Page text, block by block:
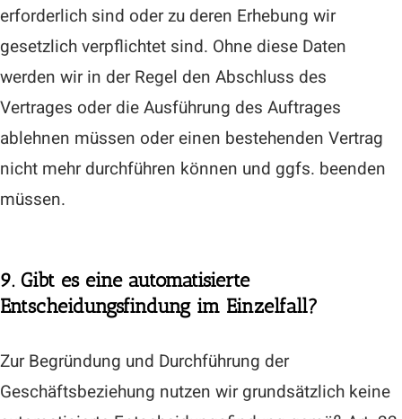
erforderlich sind oder zu deren Erhebung wir
gesetzlich verpflichtet sind. Ohne diese Daten
werden wir in der Regel den Abschluss des
Vertrages oder die Ausführung des Auftrages
ablehnen müssen oder einen bestehenden Vertrag
nicht mehr durchführen können und ggfs. beenden
müssen.
9. Gibt es eine automatisierte
Entscheidungsfindung im Einzelfall?
Zur Begründung und Durchführung der
Geschäftsbeziehung nutzen wir grundsätzlich keine